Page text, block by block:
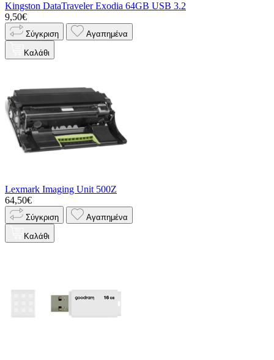
Kingston DataTraveler Exodia 64GB USB 3.2
9,50€
Σύγκριση Αγαπημένα
Καλάθι
Lexmark Imaging Unit 500Z
64,50€
Σύγκριση Αγαπημένα
Καλάθι